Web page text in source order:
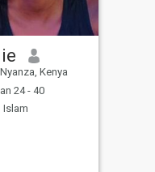
Kenya
24 - 40
Islam